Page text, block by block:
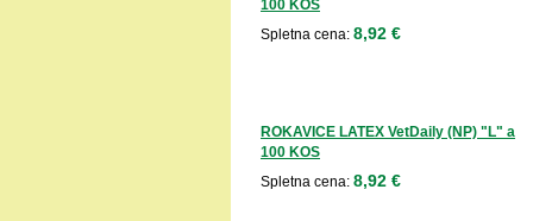
100 KOS
Spletna cena: 8,92 €
ROKAVICE LATEX VetDaily (NP) "L" a
100 KOS
Spletna cena: 8,92 €